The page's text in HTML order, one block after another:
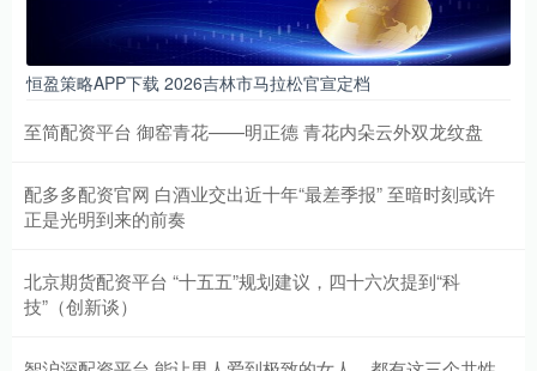
恒盈策略APP下载 2026吉林市马拉松官宣定档
至简配资平台 御窑青花——明正德 青花内朵云外双龙纹盘
配多多配资官网 白酒业交出近十年“最差季报” 至暗时刻或许
正是光明到来的前奏
北京期货配资平台 “十五五”规划建议，四十六次提到“科
技”（创新谈）